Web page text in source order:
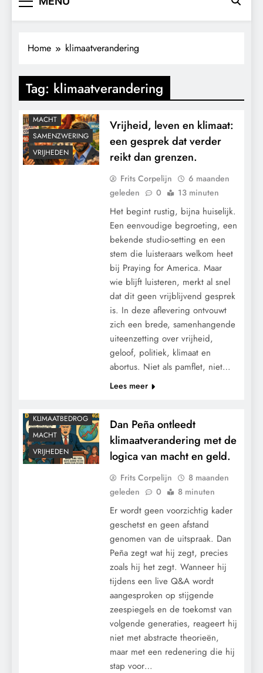
Home klimaatverandering
Tag: klimaatverandering
GEOPOLITIEK
KALENDER 2030
KLIMAATBEDROG
MACHT
SAMENZWERING
VRIJHEDEN
Vrijheid, leven en klimaat:
een gesprek dat verder
reikt dan grenzen.
Frits Corpelijn
6 maanden
geleden
0 13 minuten
Het begint rustig, bijna huiselijk.
Een eenvoudige begroeting, een
bekende studio-setting en een
stem die luisteraars welkom heet
bij Praying for America. Maar
wie blijft luisteren, merkt al snel
dat dit geen vrijblijvend gesprek
is. In deze aflevering ontvouwt
zich een brede, samenhangende
uiteenzetting over vrijheid,
geloof, politiek, klimaat en
abortus. Niet als pamflet, niet…
Lees meer
KLIMAATBEDROG
MACHT
VRIJHEDEN
Dan Peña ontleedt
klimaatverandering met de
logica van macht en geld.
Frits Corpelijn
8 maanden
geleden
0 8 minuten
Er wordt geen voorzichtig kader
geschetst en geen afstand
genomen van de uitspraak. Dan
Peña zegt wat hij zegt, precies
zoals hij het zegt. Wanneer hij
tijdens een live Q&A wordt
aangesproken op stijgende
zeespiegels en de toekomst van
volgende generaties, reageert hij
niet met abstracte theorieën,
maar met een redenering die hij
stap voor…